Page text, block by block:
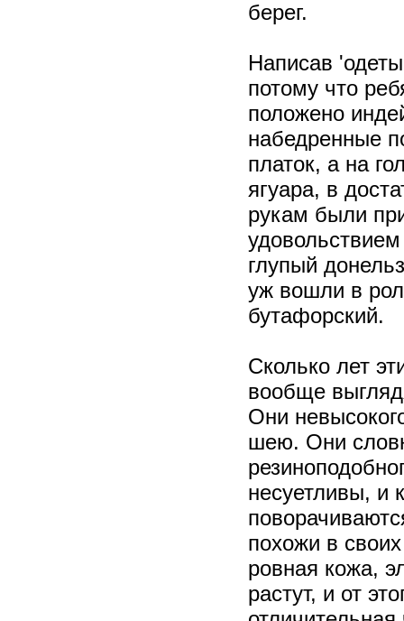
берег.
Написав
потому что
положено
набедренные
платок, а на
ягуара, в
рукам были
глупый
уж вошли в
бутафорский.
Сколько лет
вообще
Они
шею. Они
несуетливы, и
похожи в
ровная кожа,
растут, и от